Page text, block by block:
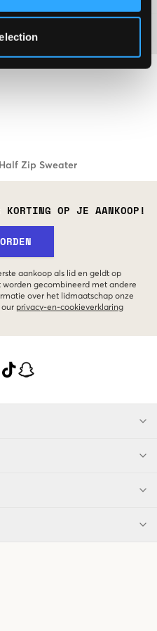
Zip Sweater
OP JE AANKOOP!
aankoop als lid en geldt op
gecombineerd met andere
over het lidmaatschap onze
our privacy-en-cookieverklaring